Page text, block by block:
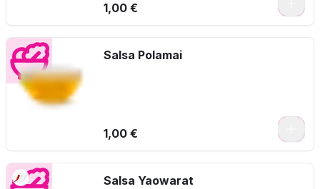
1,00 €
Salsa Polamai
1,00 €
Salsa Yaowarat